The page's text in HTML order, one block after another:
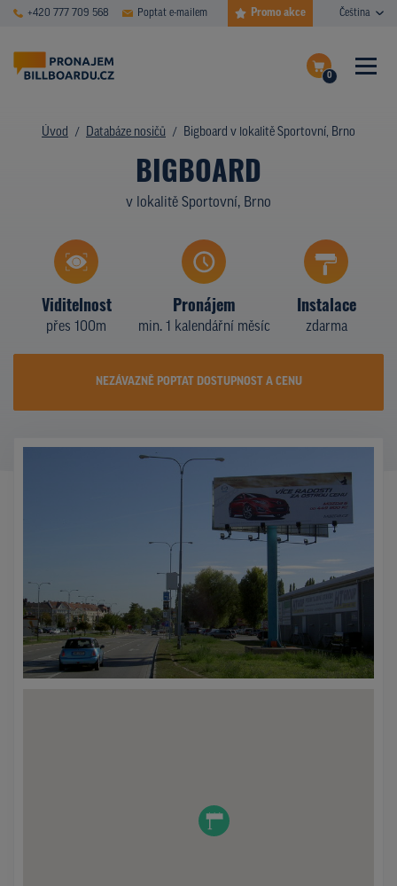
+420 777 709 568 Poptat e-mailem Promo akce Čeština
0
Dokončit poptávku
Zobrazit nosiče na mapě
ČASTÉ DOTAZY
DATABÁZE NOSIČŮ
PLOCHY V AKCI
CENY
Z PRAXE
KDO JSME
PROMO AKCE
Úvod Databáze nosičů Bigboard v lokalitě Sportovní, Brno
BIGBOARD
v lokalitě Sportovní, Brno
Viditelnost
přes 100m
Pronájem
min. 1 kalendářní měsíc
Instalace
zdarma
NEZÁVAZNĚ POPTAT DOSTUPNOST A CENU